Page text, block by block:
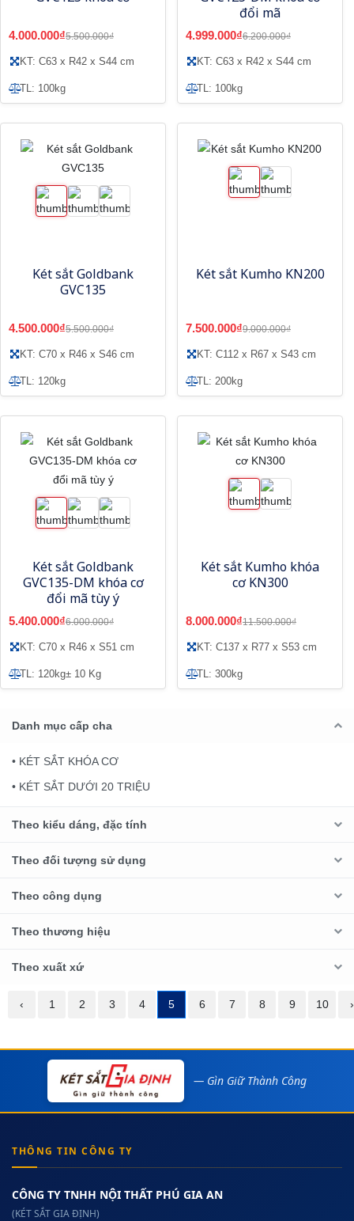
4.000.000₫5.500.000₫
KT: C63 x R42 x S44 cm
TL: 100kg
đổi mã
4.999.000₫6.200.000₫
KT: C63 x R42 x S44 cm
TL: 100kg
Két sắt Goldbank
GVC135
4.500.000₫5.500.000₫
KT: C70 x R46 x S46 cm
TL: 120kg
Két sắt Kumho KN200
7.500.000₫9.000.000₫
KT: C112 x R67 x S43 cm
TL: 200kg
Két sắt Goldbank
GVC135-DM khóa cơ
đổi mã tùy ý
5.400.000₫6.000.000₫
KT: C70 x R46 x S51 cm
TL: 120kg± 10 Kg
Két sắt Kumho khóa
cơ KN300
8.000.000₫11.500.000₫
KT: C137 x R77 x S53 cm
TL: 300kg
Danh mục cấp cha
• KÉT SẮT KHÓA CƠ
• KÉT SẮT DƯỚI 20 TRIỆU
Theo kiểu dáng, đặc tính
Theo đối tượng sử dụng
Theo công dụng
Theo thương hiệu
Theo xuất xứ
‹ 1 2 3 4 5 6 7 8 9 10 ›
— Gìn Giữ Thành Công
THÔNG TIN CÔNG TY
CÔNG TY TNHH NỘI THẤT PHÚ GIA AN
(KÉT SẮT GIA ĐỊNH)